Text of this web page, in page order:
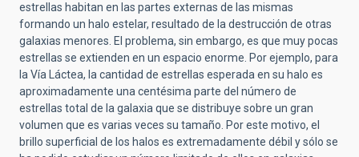
estrellas habitan en las partes externas de las mismas
formando un halo estelar, resultado de la destrucción de otras
galaxias menores. El problema, sin embargo, es que muy pocas
estrellas se extienden en un espacio enorme. Por ejemplo, para
la Vía Láctea, la cantidad de estrellas esperada en su halo es
aproximadamente una centésima parte del número de
estrellas total de la galaxia que se distribuye sobre un gran
volumen que es varias veces su tamaño. Por este motivo, el
brillo superficial de los halos es extremadamente débil y sólo se